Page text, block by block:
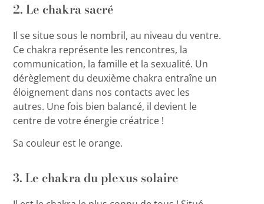
2. Le chakra sacré
Il se situe sous le nombril, au niveau du ventre.
Ce chakra représente les rencontres, la
communication, la famille et la sexualité. Un
dérèglement du deuxième chakra entraîne un
éloignement dans nos contacts avec les
autres. Une fois bien balancé, il devient le
centre de votre énergie créatrice !
Sa couleur est le orange.
3. Le chakra du plexus solaire